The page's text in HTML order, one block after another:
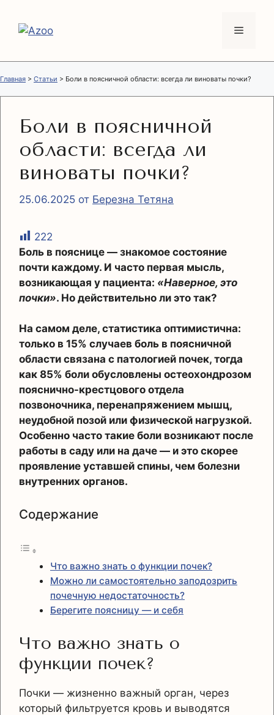
содержимому
Меню
Главная > Статьи > Боли в поясничной области: всегда ли виноваты почки?
Боли в поясничной
области: всегда ли
виноваты почки?
25.06.2025 от Березна Тетяна
222
Боль в пояснице — знакомое состояние
почти каждому. И часто первая мысль,
возникающая у пациента: «Наверное, это
почки». Но действительно ли это так?
На самом деле, статистика оптимистична:
только в 15% случаев боль в поясничной
области связана с патологией почек, тогда
как 85% боли обусловлены остеохондрозом
пояснично-крестцового отдела
позвоночника, перенапряжением мышц,
неудобной позой или физической нагрузкой.
Особенно часто такие боли возникают после
работы в саду или на даче — и это скорее
проявление уставшей спины, чем болезни
внутренних органов.
Содержание
Что важно знать о функции почек?
Можно ли самостоятельно заподозрить
почечную недостаточность?
Берегите поясницу — и себя
Что важно знать о
функции почек?
Почки — жизненно важный орган, через
который фильтруется кровь и выводятся